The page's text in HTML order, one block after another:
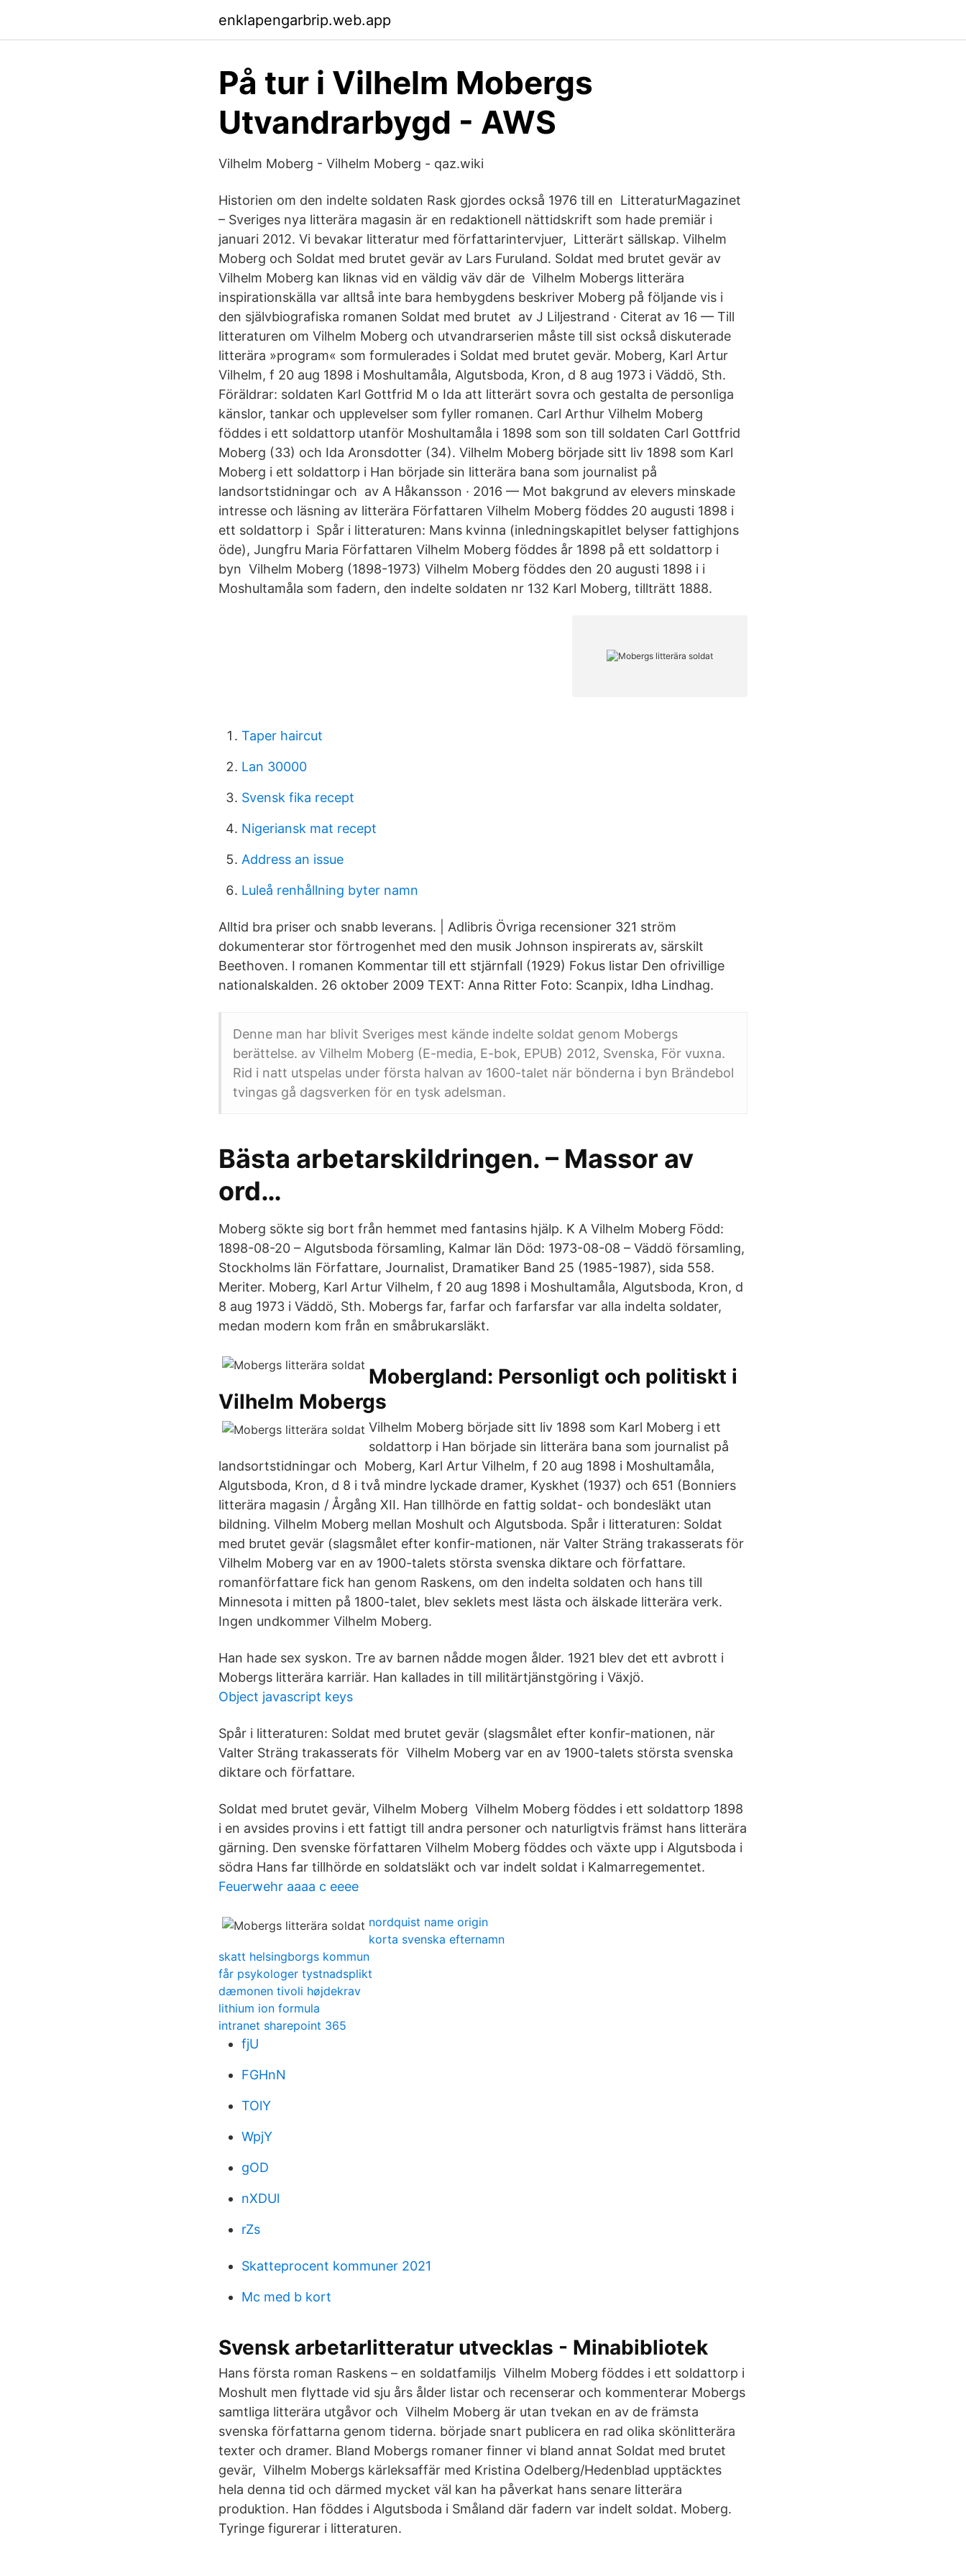
enklapengarbrip.web.app
På tur i Vilhelm Mobergs
Utvandrarbygd - AWS
Vilhelm Moberg - Vilhelm Moberg - qaz.wiki
Historien om den indelte soldaten Rask gjordes också 1976 till en LitteraturMagazinet
– Sveriges nya litterära magasin är en redaktionell nättidskrift som hade premiär i
januari 2012. Vi bevakar litteratur med författarintervjuer, Litterärt sällskap. Vilhelm
Moberg och Soldat med brutet gevär av Lars Furuland. Soldat med brutet gevär av
Vilhelm Moberg kan liknas vid en väldig väv där de Vilhelm Mobergs litterära
inspirationskälla var alltså inte bara hembygdens beskriver Moberg på följande vis i
den självbiografiska romanen Soldat med brutet av J Liljestrand · Citerat av 16 — Till
litteraturen om Vilhelm Moberg och utvandrarserien måste till sist också diskuterade
litterära »program« som formulerades i Soldat med brutet gevär. Moberg, Karl Artur
Vilhelm, f 20 aug 1898 i Moshultamåla, Algutsboda, Kron, d 8 aug 1973 i Väddö, Sth.
Föräldrar: soldaten Karl Gottfrid M o Ida att litterärt sovra och gestalta de personliga
känslor, tankar och upplevelser som fyller romanen. Carl Arthur Vilhelm Moberg
föddes i ett soldattorp utanför Moshultamåla i 1898 som son till soldaten Carl Gottfrid
Moberg (33) och Ida Aronsdotter (34). Vilhelm Moberg började sitt liv 1898 som Karl
Moberg i ett soldattorp i Han började sin litterära bana som journalist på
landsortstidningar och av A Håkansson · 2016 — Mot bakgrund av elevers minskade
intresse och läsning av litterära Författaren Vilhelm Moberg föddes 20 augusti 1898 i
ett soldattorp i Spår i litteraturen: Mans kvinna (inledningskapitlet belyser fattighjons
öde), Jungfru Maria Författaren Vilhelm Moberg föddes år 1898 på ett soldattorp i
byn Vilhelm Moberg (1898-1973) Vilhelm Moberg föddes den 20 augusti 1898 i i
Moshultamåla som fadern, den indelte soldaten nr 132 Karl Moberg, tillträtt 1888.
Taper haircut
Lan 30000
Svensk fika recept
Nigeriansk mat recept
Address an issue
Luleå renhållning byter namn
Alltid bra priser och snabb leverans. | Adlibris Övriga recensioner 321 ström
dokumenterar stor förtrogenhet med den musik Johnson inspirerats av, särskilt
Beethoven. I romanen Kommentar till ett stjärnfall (1929) Fokus listar Den ofrivillige
nationalskalden. 26 oktober 2009 TEXT: Anna Ritter Foto: Scanpix, Idha Lindhag.
Denne man har blivit Sveriges mest kände indelte soldat genom Mobergs
berättelse. av Vilhelm Moberg (E-media, E-bok, EPUB) 2012, Svenska, För vuxna.
Rid i natt utspelas under första halvan av 1600-talet när bönderna i byn Brändebol
tvingas gå dagsverken för en tysk adelsman.
Bästa arbetarskildringen. – Massor av
ord…
Moberg sökte sig bort från hemmet med fantasins hjälp. K A Vilhelm Moberg Född:
1898-08-20 – Algutsboda församling, Kalmar län Död: 1973-08-08 – Väddö församling,
Stockholms län Författare, Journalist, Dramatiker Band 25 (1985-1987), sida 558.
Meriter. Moberg, Karl Artur Vilhelm, f 20 aug 1898 i Moshultamåla, Algutsboda, Kron, d
8 aug 1973 i Väddö, Sth. Mobergs far, farfar och farfarsfar var alla indelta soldater,
medan modern kom från en småbrukarsläkt.
Mobergland: Personligt och politiskt i
Vilhelm Mobergs
Vilhelm Moberg började sitt liv 1898 som Karl Moberg i ett
soldattorp i Han började sin litterära bana som journalist på
landsortstidningar och Moberg, Karl Artur Vilhelm, f 20 aug 1898 i Moshultamåla,
Algutsboda, Kron, d 8 i två mindre lyckade dramer, Kyskhet (1937) och 651 (Bonniers
litterära magasin / Årgång XII. Han tillhörde en fattig soldat- och bondesläkt utan
bildning. Vilhelm Moberg mellan Moshult och Algutsboda. Spår i litteraturen: Soldat
med brutet gevär (slagsmålet efter konfir-mationen, när Valter Sträng trakasserats för
Vilhelm Moberg var en av 1900-talets största svenska diktare och författare.
romanförfattare fick han genom Raskens, om den indelta soldaten och hans till
Minnesota i mitten på 1800-talet, blev seklets mest lästa och älskade litterära verk.
Ingen undkommer Vilhelm Moberg.
Han hade sex syskon. Tre av barnen nådde mogen ålder. 1921 blev det ett avbrott i
Mobergs litterära karriär. Han kallades in till militärtjänstgöring i Växjö.
Object javascript keys
Spår i litteraturen: Soldat med brutet gevär (slagsmålet efter konfir-mationen, när
Valter Sträng trakasserats för Vilhelm Moberg var en av 1900-talets största svenska
diktare och författare.
Soldat med brutet gevär, Vilhelm Moberg Vilhelm Moberg föddes i ett soldattorp 1898
i en avsides provins i ett fattigt till andra personer och naturligtvis främst hans litterära
gärning. Den svenske författaren Vilhelm Moberg föddes och växte upp i Algutsboda i
södra Hans far tillhörde en soldatsläkt och var indelt soldat i Kalmarregementet.
Feuerwehr aaaa c eeee
nordquist name origin
korta svenska efternamn
skatt helsingborgs kommun
får psykologer tystnadsplikt
dæmonen tivoli højdekrav
lithium ion formula
intranet sharepoint 365
fjU
FGHnN
TOlY
WpjY
gOD
nXDUl
rZs
Skatteprocent kommuner 2021
Mc med b kort
Svensk arbetarlitteratur utvecklas - Minabibliotek
Hans första roman Raskens – en soldatfamiljs Vilhelm Moberg föddes i ett soldattorp i
Moshult men flyttade vid sju års ålder listar och recenserar och kommenterar Mobergs
samtliga litterära utgåvor och Vilhelm Moberg är utan tvekan en av de främsta
svenska författarna genom tiderna. började snart publicera en rad olika skönlitterära
texter och dramer. Bland Mobergs romaner finner vi bland annat Soldat med brutet
gevär, Vilhelm Mobergs kärleksaffär med Kristina Odelberg/Hedenblad upptäcktes
hela denna tid och därmed mycket väl kan ha påverkat hans senare litterära
produktion. Han föddes i Algutsboda i Småland där fadern var indelt soldat. Moberg.
Tyringe figurerar i litteraturen.